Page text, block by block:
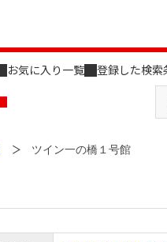
お気に入り一覧 登録した検索
ツイン一の橋１号館